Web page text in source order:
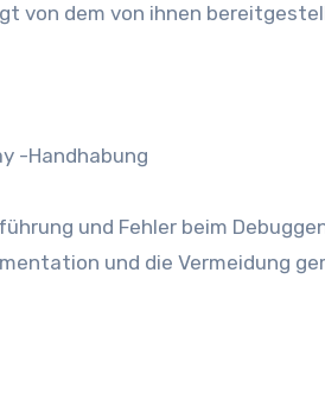
von dem von ihnen
-Handhabung
und Fehler beim
und die Vermeidung